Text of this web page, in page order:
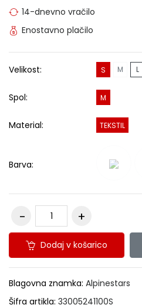
14-dnevno vračilo
Enostavno plačilo
Velikost: S M L
Spol: M
Material: TEKSTIL
Barva:
Dodaj v košarico
Blagovna znamka: Alpinestars
Šifra artikla: 33005241100S